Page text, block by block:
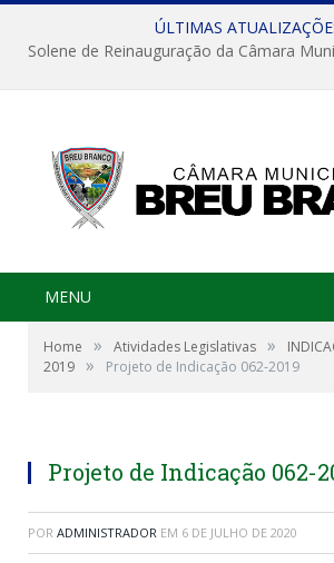
ÚLTIMAS
MENU
Home » Atividades Legislativas »
2019 » Projeto de Indicação 062-2019
Projeto de Indicação 062-
POR ADMINISTRADOR EM 6 DE JULHO DE 2020